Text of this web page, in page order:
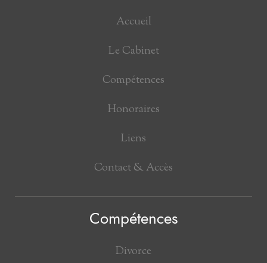
Accueil
Le Cabinet
Compétences
Honoraires
Liens
Contact & Accès
Compétences
Divorce